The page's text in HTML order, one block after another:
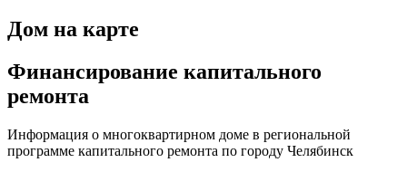
Дом на карте
Финансирование капитального
ремонта
Информация о многоквартирном доме в региональной
программе капитального ремонта по городу Челябинск